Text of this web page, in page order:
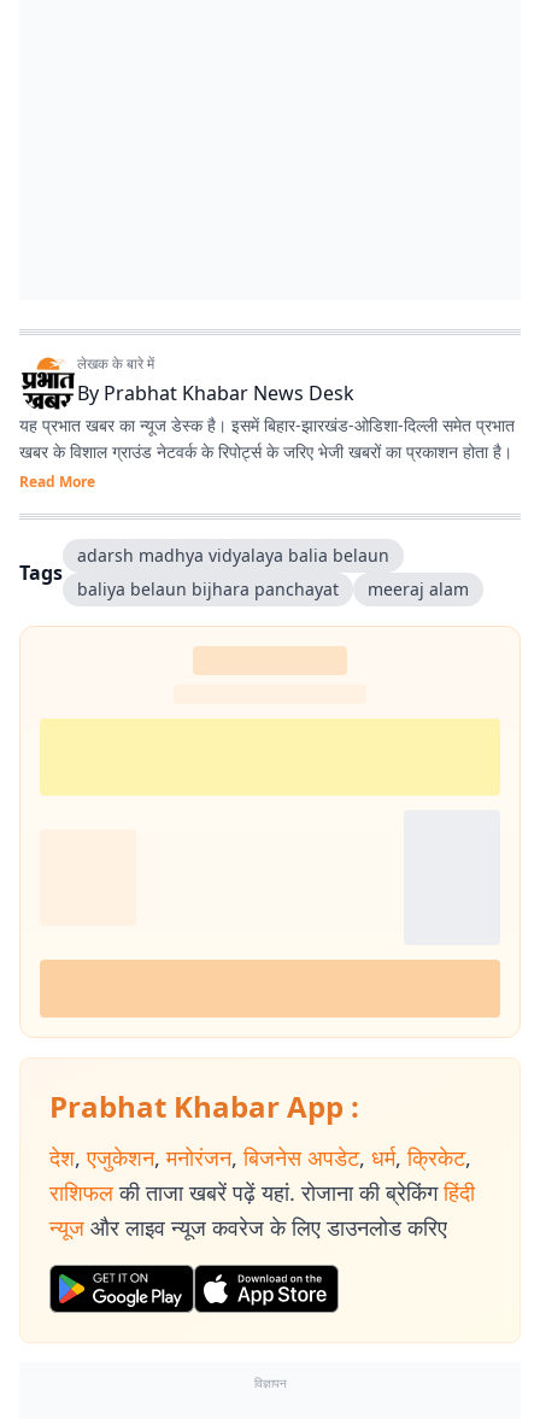
लेखक के बारे में
By Prabhat Khabar News Desk
यह प्रभात खबर का न्यूज डेस्क है। इसमें बिहार-झारखंड-ओडिशा-दिल्‍ली समेत प्रभात
खबर के विशाल ग्राउंड नेटवर्क के रिपोर्ट्स के जरिए भेजी खबरों का प्रकाशन होता है।
Read More
Tags
adarsh madhya vidyalaya balia belaun
baliya belaun bijhara panchayat
meeraj alam
Prabhat Khabar App :
देश, एजुकेशन, मनोरंजन, बिजनेस अपडेट, धर्म, क्रिकेट,
राशिफल की ताजा खबरें पढ़ें यहां. रोजाना की ब्रेकिंग हिंदी
न्यूज और लाइव न्यूज कवरेज के लिए डाउनलोड करिए
विज्ञापन